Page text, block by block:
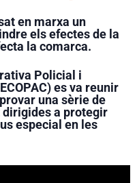
en marxa un
els efectes de la
la comarca.
Policial i
es va reunir
una sèrie de
dirigides a protegir
especial en les